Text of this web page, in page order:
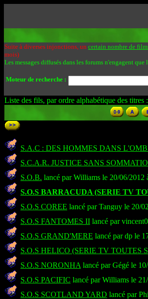
Suite à diverses injonctions, un certain nombre de
mois)
Les messages diffusés dans les forums n'engagent
Moteur de recherche :
Liste des fils, par ordre alphabétique des titres :
S.A.C : DES HOMMES DANS
S.C.A.R. JUSTICE SANS
S.O.B. lancé par Williams le 20/06/2012
S.O.S BARRACUDA (SERIE TV
S.O.S COREE lancé par Tanguy le 20/
S.O.S FANTOMES II lancé par
S.O.S GRAND'MERE lancé par dp le
S.O.S HELICO (SERIE TV TOUTES
S.O.S NORONHA lancé par Gégé le
S.O.S PACIFIC lancé par Williams le
S.O.S SCOTLAND YARD lancé par